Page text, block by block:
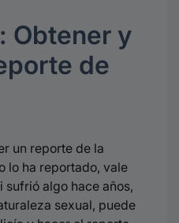
Obtener y
de
un reporte de la
lo ha reportado, vale
sufrió algo hace años,
sexual, puede